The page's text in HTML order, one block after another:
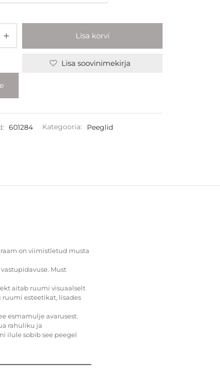
Lisa korvi
Lisa soovinimekirja
601284 Kategooria: Peeglid
on viimistletud musta
Must
aitab ruumi visuaalselt
ruumi esteetikat, lisades
esmamulje avarusest.
rahuliku ja
ilule sobib see peegel